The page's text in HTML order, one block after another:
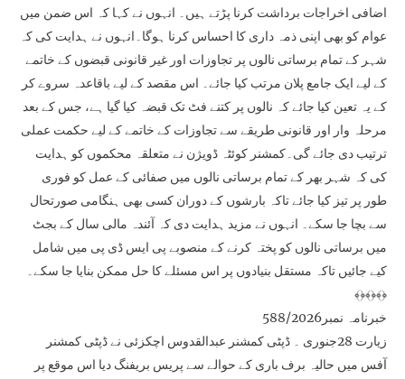
اضافی اخراجات برداشت کرنا پڑتے ہیں۔ انہوں نے کہا کہ اس ضمن میں
عوام کو بھی اپنی ذمہ داری کا احساس کرنا ہوگا۔انہوں نے ہدایت کی کہ
شہر کے تمام برساتی نالوں پر تجاوزات اور غیر قانونی قبضوں کے خاتمے
کے لیے ایک جامع پلان مرتب کیا جائے۔ اس مقصد کے لیے باقاعدہ سروے کر
کے یہ تعین کیا جائے کہ نالوں پر کتنے فٹ تک قبضہ کیا گیا ہے، جس کے بعد
مرحلہ وار اور قانونی طریقے سے تجاوزات کے خاتمے کے لیے حکمت عملی
ترتیب دی جائے گی۔کمشنر کوئٹہ ڈویژن نے متعلقہ محکموں کو ہدایت
کی کہ شہر بھر کے تمام برساتی نالوں میں صفائی کے عمل کو فوری
طور پر تیز کیا جائے تاکہ بارشوں کے دوران کسی بھی ہنگامی صورتحال
سے بچا جا سکے۔ انہوں نے مزید ہدایت دی کہ آئندہ مالی سال کے بجٹ
میں برساتی نالوں کو پختہ کرنے کے منصوبے پی ایس ڈی پی میں شامل
کیے جائیں تاکہ مستقل بنیادوں پر اس مسئلے کا حل ممکن بنایا جا سکے۔
﴾﴿﴾﴿﴾﴿
خبرنامہ نمبر588/2026
زیارت 28جنوری ۔ ڈپٹی کمشنر عبدالقدوس اچکزئی نے ڈپٹی کمشنر
آفس میں حالیہ برف باری کے حوالے سے پریس بریفنگ دیا اس موقع پر